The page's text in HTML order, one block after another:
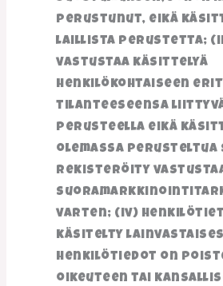
perustunut, eikä
laillista perustetta;
vastustaa käsittelyä
henkilökohtaiseen
tilanteeseensa
perusteella eikä
olemassa perusteltua
rekisteröity
varten; (iv)
käsitelty
henkilötiedot on
oikeuteen tai